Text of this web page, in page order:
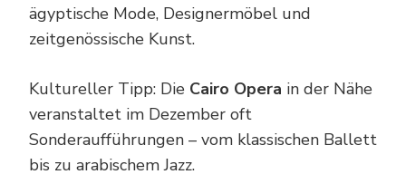
ägyptische Mode, Designermöbel und
zeitgenössische Kunst.
Kultureller Tipp: Die Cairo Opera in der Nähe
veranstaltet im Dezember oft
Sonderaufführungen – vom klassischen Ballett
bis zu arabischem Jazz.